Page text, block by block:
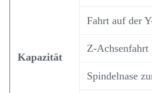
Kapazität
Fahrt auf der
Z-Achsenfahrt
Spindelnase